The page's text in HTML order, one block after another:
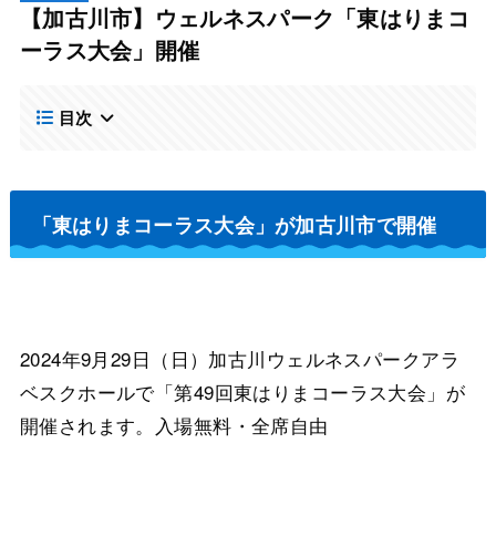
【加古川市】ウェルネスパーク「東はりまコ
ーラス大会」開催
目次
「東はりまコーラス大会」が加古川市で開催
2024年9月29日（日）加古川ウェルネスパークアラ
ベスクホールで「第49回東はりまコーラス大会」が
開催されます。入場無料・全席自由